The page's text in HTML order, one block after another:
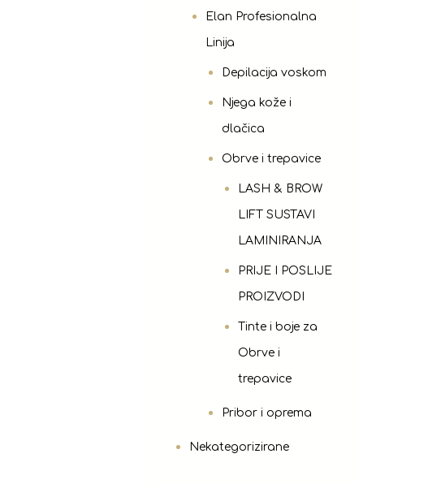
Elan Profesionalna
Linija
Depilacija voskom
Njega kože i
dlačica
Obrve i trepavice
LASH & BROW
LIFT SUSTAVI
LAMINIRANJA
PRIJE I POSLIJE
PROIZVODI
Tinte i boje za
Obrve i
trepavice
Pribor i oprema
Nekategorizirane